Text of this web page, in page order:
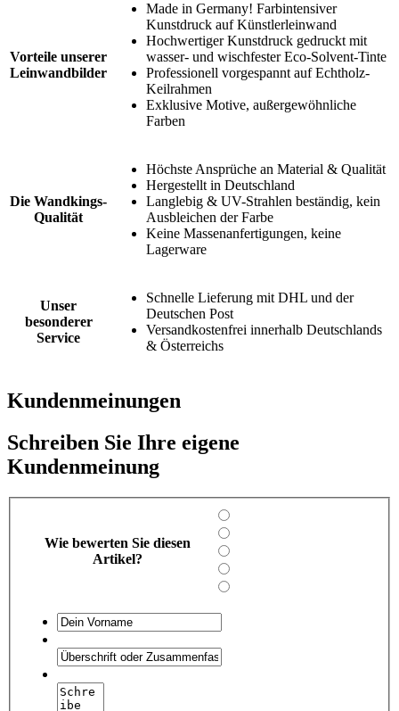
Vorteile unserer
Leinwandbilder
Made in Germany! Farbintensiver
Kunstdruck auf Künstlerleinwand
Hochwertiger Kunstdruck gedruckt mit
wasser- und wischfester Eco-Solvent-Tinte
Professionell vorgespannt auf Echtholz-
Keilrahmen
Exklusive Motive, außergewöhnliche
Farben
Die Wandkings-
Qualität
Höchste Ansprüche an Material & Qualität
Hergestellt in Deutschland
Langlebig & UV-Strahlen beständig, kein
Ausbleichen der Farbe
Keine Massenanfertigungen, keine
Lagerware
Unser
besonderer
Service
Schnelle Lieferung mit DHL und der
Deutschen Post
Versandkostenfrei innerhalb Deutschlands
& Österreichs
Kundenmeinungen
Schreiben Sie Ihre eigene
Kundenmeinung
Wie bewerten Sie diesen
Artikel?